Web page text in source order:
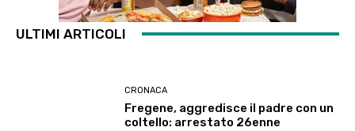
ULTIMI ARTICOLI
CRONACA
Fregene, aggredisce il padre con un
coltello: arrestato 26enne